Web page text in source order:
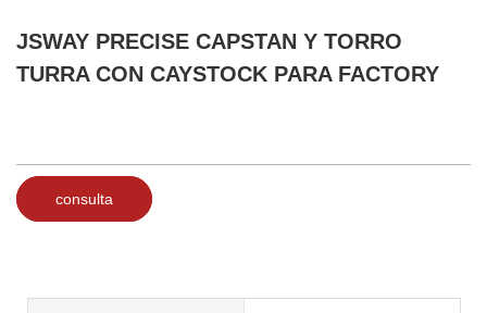
JSWAY PRECISE CAPSTAN Y TORRO
TURRA CON CAYSTOCK PARA FACTORY
consulta